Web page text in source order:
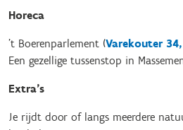
Horeca
’t Boerenparlement (Varekouter
Een gezellige tussenstop in
Extra’s
Je rijdt door of langs meerdere